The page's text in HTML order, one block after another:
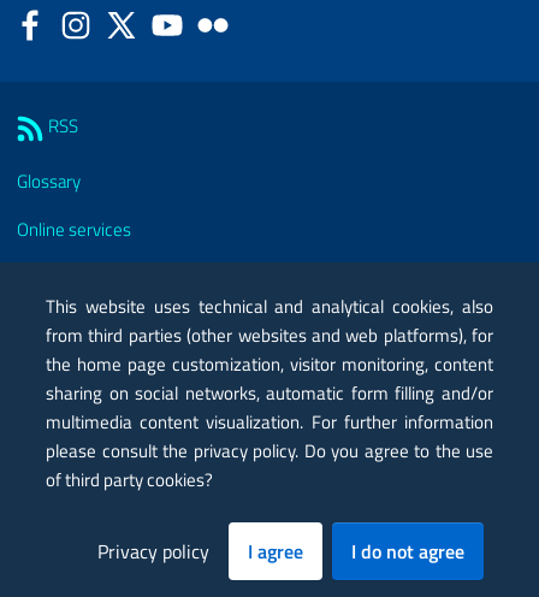
FacebookInstagram
Twitter YouTube
RSS
Glossary
Online services
Certified mail PEC
Privacy
Legal notes
Contacts
Accessibility statement
This website uses technical and analytical cookies, also
from third parties (other websites and web platforms), for
the home page customization, visitor monitoring, content
sharing on social networks, automatic form filling and/or
multimedia content visualization. For further information
please consult the privacy policy. Do you agree to the use
of third party cookies?
Privacy policy I agree I do not agree